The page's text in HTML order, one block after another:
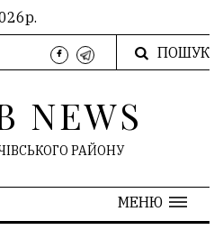
ПОШУК
NEWS
РАЙОНУ
МЕНЮ